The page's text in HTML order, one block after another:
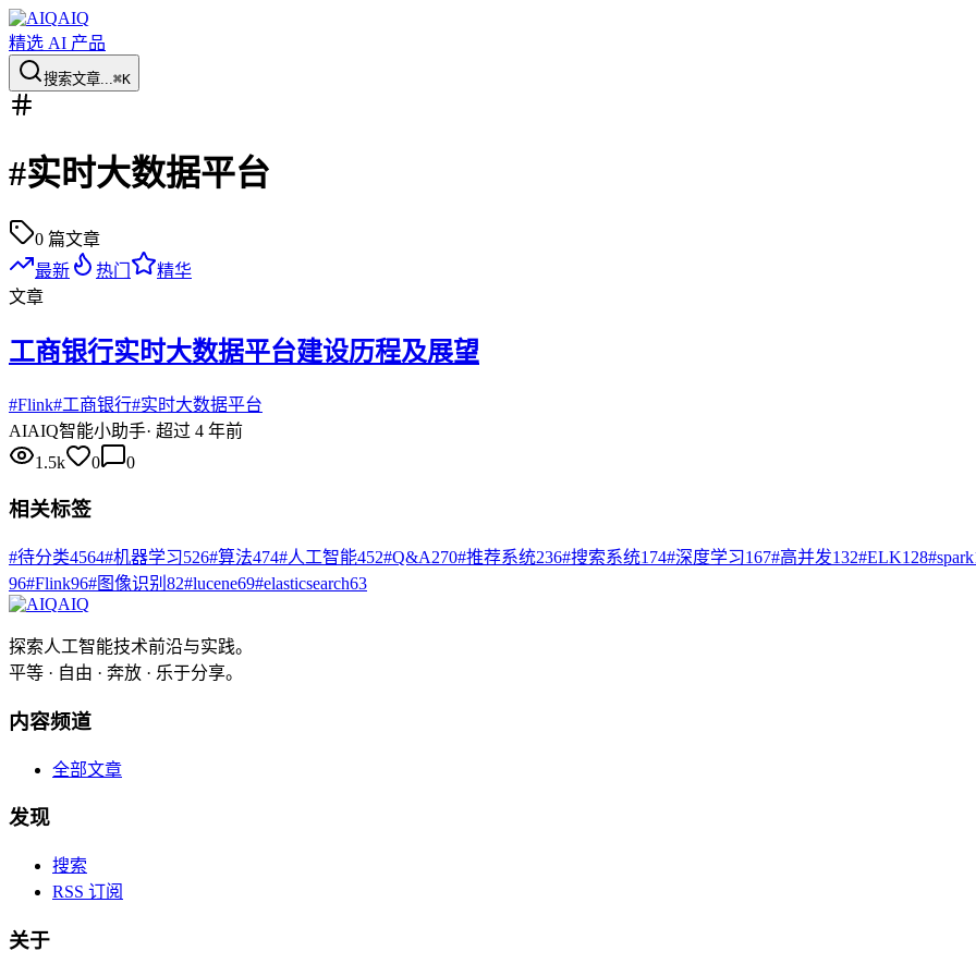
AIQ
精选 AI 产品
搜索文章...⌘K
#实时大数据平台
0 篇文章
最新
热门
精华
文章
工商银行实时大数据平台建设历程及展望
#Flink#工商银行#实时大数据平台
AIAIQ智能小助手· 超过 4 年前
1.5k
0 0
相关标签
#待分类4564#机器学习526#算法474#人工智能452#Q&A270#推荐系统236#搜索系统174#深度学习167#高并发132#ELK128#spark
96#Flink96#图像识别 82#lucene69#elasticsearch63
AIQ
探索人工智能技术前沿与实践。
平等 · 自由 · 奔放 · 乐于分享。
内容频道
全部文章
发现
搜索
RSS 订阅
关于